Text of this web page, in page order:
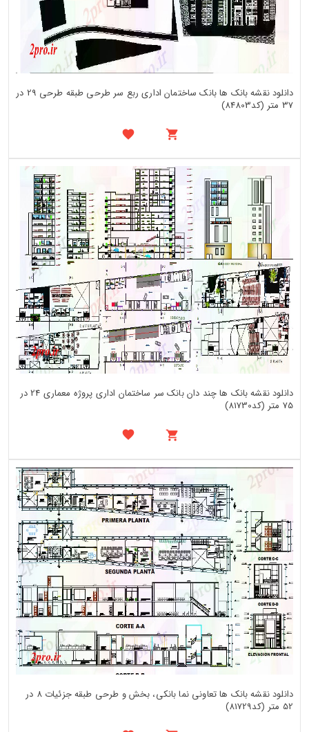
دانلود نقشه بانک ها بانک ساختمان اداری ربع سر طرحی طبقه طرحی 29 در
37 متر (کد84803)
دانلود نقشه بانک ها چند دان بانک سر ساختمان اداری پروژه معماری 24 در
75 متر (کد81730)
دانلود نقشه بانک ها تعاونی نما بانکی، بخش و طرحی طبقه جزئیات 8 در
52 متر (کد81729)